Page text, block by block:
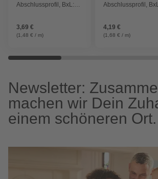
Abschlussprofil, BxL:
3,69 €
(1,48 € / m)
Abschlussprofil,
4,19 €
(1,68 € / m)
Newsletter:
machen wir Dein
einem schöneren Ort.